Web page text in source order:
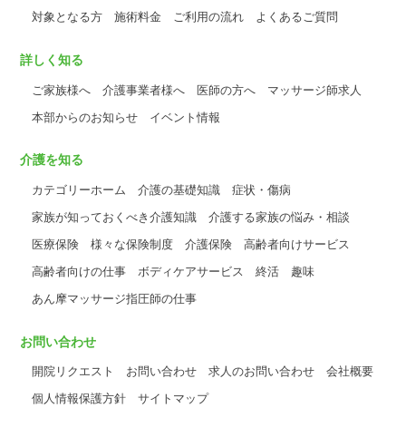
対象となる方
施術料金 ご利用の流れ よくあるご質問
詳しく知る
ご家族様へ 介護事業者様へ 医師の方へ
マッサージ師求人
本部からのお知らせ
イベント情報
介護を知る
カテゴリーホーム 介護の基礎知識
症状・傷病
家族が知っておくべき介護知識
介護する家族の悩み・相談
医療保険
様々な保険制度 介護保険
高齢者向けサービス
高齢者向けの仕事
ボディケアサービス 終活
趣味
あん摩マッサージ指圧師の仕事
お問い合わせ
開院リクエスト お問い合わせ 求人のお問い合わせ
会社概要
個人情報保護方針
サイトマップ